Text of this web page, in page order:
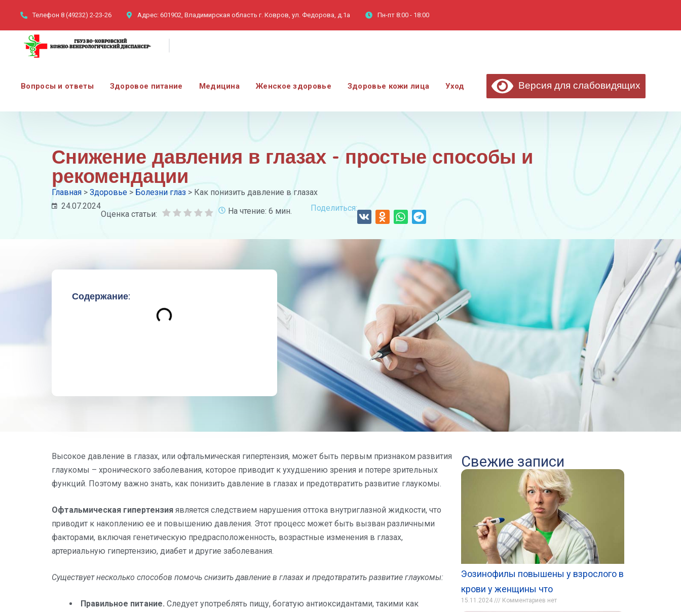
Телефон 8 (49232) 2-23-26 Адрес: 601902, Владимирская область г. Ковров, ул. Федорова, д.1а Пн-пт 8:00 - 18:00
Вопросы и ответы Здоровое питание Медицина Женское здоровье Здоровье кожи лица Уход Версия для слабовидящих
Снижение давления в глазах - простые способы и
рекомендации
Главная > Здоровье > Болезни глаз > Как понизить давление в глазах
24.07.2024
Оценка статьи:
На чтение: 6 мин. Поделиться:
Содержание:
Высокое давление в глазах, или офтальмическая гипертензия, может быть первым признаком развития
глаукомы – хронического заболевания, которое приводит к ухудшению зрения и потере зрительных
функций. Поэтому важно знать, как понизить давление в глазах и предотвратить развитие глаукомы.
Офтальмическая гипертензия является следствием нарушения оттока внутриглазной жидкости, что
приводит к накоплению ее и повышению давления. Этот процесс может быть вызван различными
факторами, включая генетическую предрасположенность, возрастные изменения в глазах,
артериальную гипертензию, диабет и другие заболевания.
Существует несколько способов помочь снизить давление в глазах и предотвратить развитие глаукомы:
Правильное питание. Следует употреблять пищу, богатую антиоксидантами, такими как
Свежие записи
Эозинофилы повышены у взрослого в
крови у женщины что
15.11.2024 Комментариев нет